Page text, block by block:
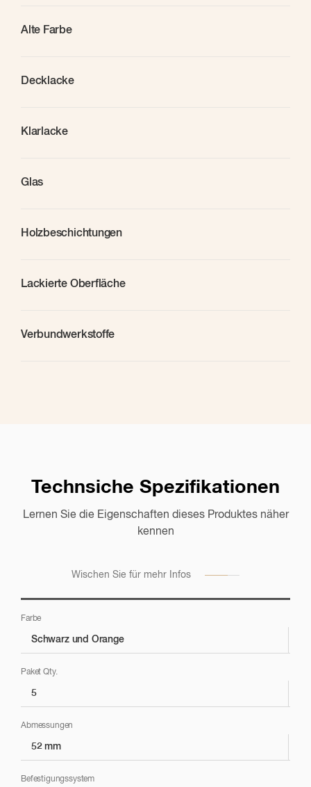
Alte Farbe
Decklacke
Klarlacke
Glas
Holzbeschichtungen
Lackierte Oberfläche
Verbundwerkstoffe
Anwendungsbeispiele
Polieren
Zur Verwendung mit Exzenter-Poliermaschinen
Technsiche Spezifikationen
Lernen Sie die Eigenschaften dieses Produktes näher
kennen
Wischen Sie für mehr Infos
Farbe
Schwarz und Orange
Paket Qty.
5
Abmessungen
52 mm
Befestigungssystem